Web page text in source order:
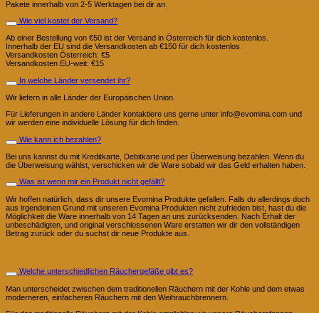
Pakete innerhalb von 2-5 Werktagen bei dir an.
Wie viel kostet der Versand?
Ab einer Bestellung von €50 ist der Versand in Österreich für dich kostenlos.
Innerhalb der EU sind die Versandkosten ab €150 für dich kostenlos.
Versandkosten Österreich: €5
Versandkosten EU-weit: €15
In welche Länder versendet ihr?
Wir liefern in alle Länder der Europäischen Union.
Für Lieferungen in andere Länder kontaktiere uns gerne unter info@evomina.com und
wir werden eine individuelle Lösung für dich finden.
Wie kann ich bezahlen?
Bei uns kannst du mit Kreditkarte, Debitkarte und per Überweisung bezahlen. Wenn du
die Überweisung wählst, verschicken wir die Ware sobald wir das Geld erhalten haben.
Was ist wenn mir ein Produkt nicht gefällt?
Wir hoffen natürlich, dass dir unsere Evomina Produkte gefallen. Falls du allerdings doch
aus irgendeinen Grund mit unseren Evomina Produkten nicht zufrieden bist, hast du die
Möglichkeit die Ware innerhalb von 14 Tagen an uns zurücksenden. Nach Erhalt der
unbeschädigten, und original verschlossenen Ware erstatten wir dir den vollständigen
Betrag zurück oder du suchst dir neue Produkte aus.
Welche unterschiedlichen Räuchergefäße gibt es?
Man unterscheidet zwischen dem traditionellen Räuchern mit der Kohle und dem etwas
moderneren, einfacheren Räuchern mit den Weihrauchbrennern.